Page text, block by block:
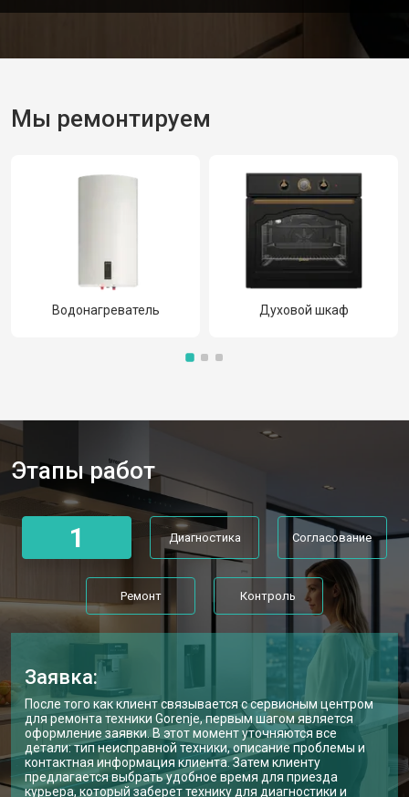
Мы ремонтируем
Водонагреватель Духовой шкаф
Этапы работ
1 Диагностика Согласование
Ремонт Контроль
Заявка:
После того как клиент связывается с сервисным центром
для ремонта техники Gorenje, первым шагом является
оформление заявки. В этот момент уточняются все
детали: тип неисправной техники, описание проблемы и
контактная информация клиента. Затем клиенту
предлагается выбрать удобное время для приезда
курьера, который заберет технику для диагностики и